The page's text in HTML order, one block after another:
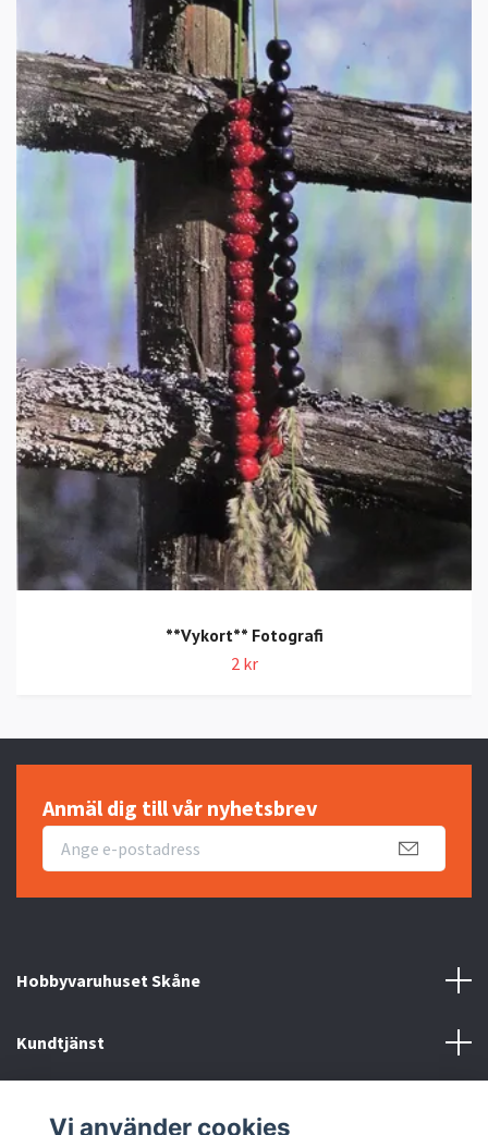
**Vykort** Fotografi
2 kr
Anmäl dig till vår nyhetsbrev
Hobbyvaruhuset Skåne
Kundtjänst
Vi använder cookies